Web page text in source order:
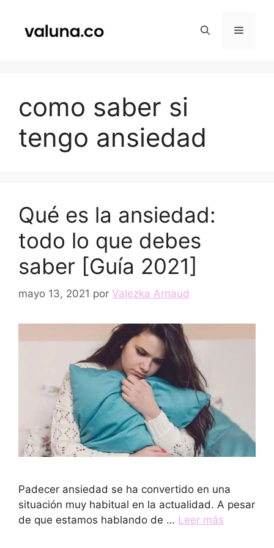
contenido
Menú
como saber si
tengo ansiedad
Qué es la ansiedad:
todo lo que debes
saber [Guía 2021]
mayo 13, 2021 por Valezka Arnaud
Padecer ansiedad se ha convertido en una
situación muy habitual en la actualidad. A pesar
de que estamos hablando de … Leer más